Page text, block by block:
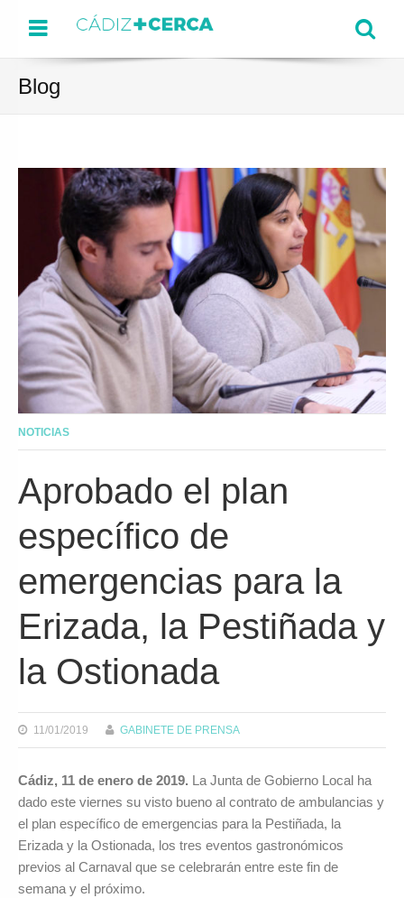
Menu
Blog
NOTICIAS
Aprobado el plan
específico de
emergencias para la
Erizada, la Pestiñada y
la Ostionada
11/01/2019 GABINETE DE PRENSA
Cádiz, 11 de enero de 2019. La Junta de Gobierno Local ha
dado este viernes su visto bueno al contrato de ambulancias y
el plan específico de emergencias para la Pestiñada, la
Erizada y la Ostionada, los tres eventos gastronómicos
previos al Carnaval que se celebrarán entre este fin de
semana y el próximo.